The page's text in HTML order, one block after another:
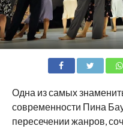
Одна из самых
современности Пина
пересечении жанров,